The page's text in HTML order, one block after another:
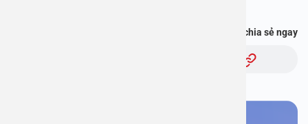
Bạn thấy thông tin này hữu ích, chia sẻ ngay